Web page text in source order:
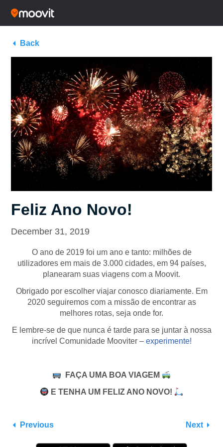
Back
Feliz Ano Novo!
December 31, 2019
O ano de 2019 foi um ano e tanto: milhões de
utilizadores em mais de 3.000 cidades, em 94 países,
planearam suas viagens com a Moovit.
Obrigado por escolher viajar conosco diariamente. Em
2020 seguiremos com a missão de encontrar as
melhores rotas, seja onde for.
E lembre-se de que nunca é tarde para se juntar à nossa
incrível Comunidade Mooviter – experimente!
FAÇA UMA BOA VIAGEM
E TENHA UM FELIZ ANO NOVO!
Previous Next